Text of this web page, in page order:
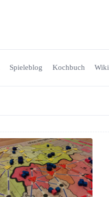
Spieleblog Kochbuch Wiki